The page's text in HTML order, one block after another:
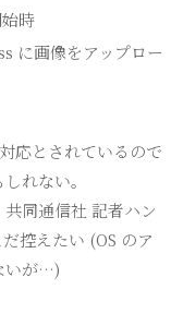
時
に画像をアップロー
応とされているので
れない。
同通信社 記者ハン
控えたい (OS のア
いが…)